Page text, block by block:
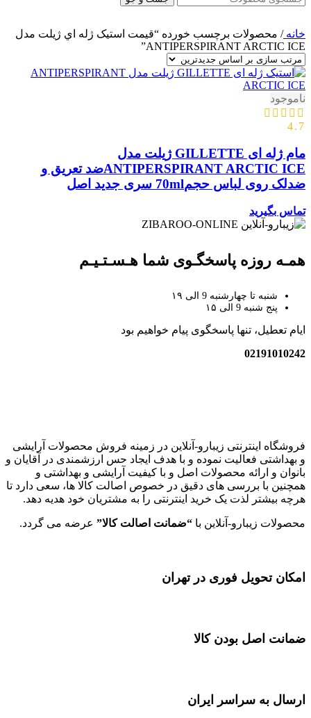
خانه/ محصولات برچسب خورده “قیمت استيک ژله اي ژيلت مدل
ANTIPERSPIRANT ARCTIC ICE”
ناموجود
4.7
مام ژله ای GILLETTE ژیلت مدل
ANTIPERSPIRANT ARCTIC ICEضد تعریق و
ضدلک روی لباس حجم70ml سری جدید اصل
تماس بگیرید
همـه روزه پاسخگـوی شما هـسـتـیـم
شنبه تا چهارشنبه 9 الی ۱۹
پنج شنبه 9 الی ۱۵
ایام تعطیل، تنها پاسخگوی پیام خواهیم بود
02191010242
فروشگاه اینترنتی زیبارو-آنلاین در زمینه فروش محصولات آرایشی
و بهداشتی فعالیت نموده و با هدف ایجاد حس ارزشمندی در آقایان و
بانوان و ارائه محصولات اصل و با کیفیت آرایشی و بهداشتی و
همچنین با بررسی های دقیق در خصوص اصالت کالا ها، سعی دارد تا
هرچه بیشتر لذت یک خرید اینترنتی را به مشتریان خود هدیه دهد.
محصولات زیبارو-آنلاین با “ضمانت اصالت کالا” عرضه می گردد.
امکان تحویل فوری در تهران
ضمانت اصل بودن کالا
ارسال به سراسر ایران